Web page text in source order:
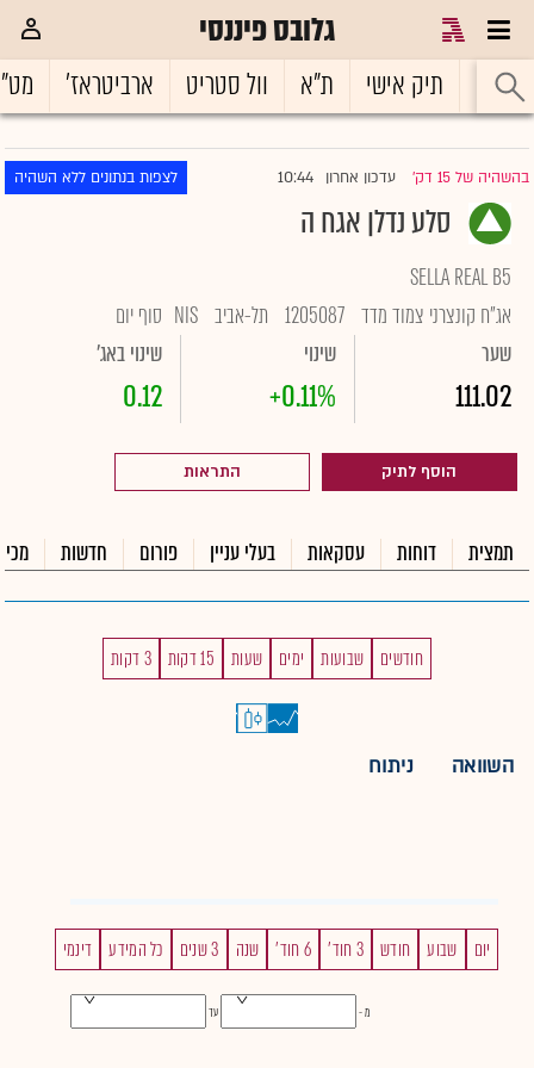
גלובס פיננסי
ראשי תיק אישי ת"א וול סטריט ארביטראז'
בהשהיה של 15 דק' |עדכון אחרון 10:44 לצפות בנתונים ללא השהיה
סלע נדלן אגח ה
SELLA REAL B5
אג"ח קונצרני צמוד מדד 1205087 תל-אביב NIS סוף יום
שער
111.02
שינוי
+0.11%
שינוי באג'
0.12
הוסף לתיק התראות
תמצית דוחות עסקאות בעלי עניין פורום חדשות
חודשים שבועות ימים שעות 15 דקות 3 דקות
השוואה ניתוח
יום שבוע חודש 3 חוד' 6 חוד' שנה 3 שנים כל המידע דינמי
מ - עד